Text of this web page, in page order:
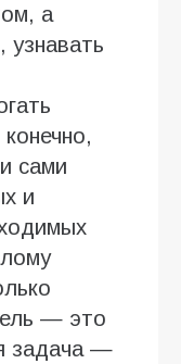
а
узнавать
сами
и
— это
задача —